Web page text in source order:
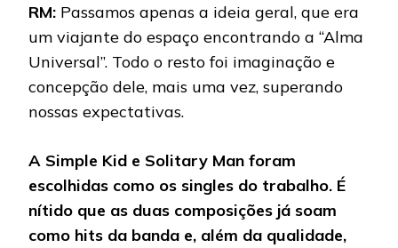
RM: Passamos apenas a ideia geral, que era
um viajante do espaço encontrando a “Alma
Universal”. Todo o resto foi imaginação e
concepção dele, mais uma vez, superando
nossas expectativas.
A Simple Kid e Solitary Man foram
escolhidas como os singles do trabalho. É
nítido que as duas composições já soam
como hits da banda e, além da qualidade,